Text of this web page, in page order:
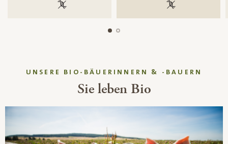
100 % gentechnikfrei 100 %
UNSERE BIO-BÄUERINNERN & -BAUERN
Sie leben Bio